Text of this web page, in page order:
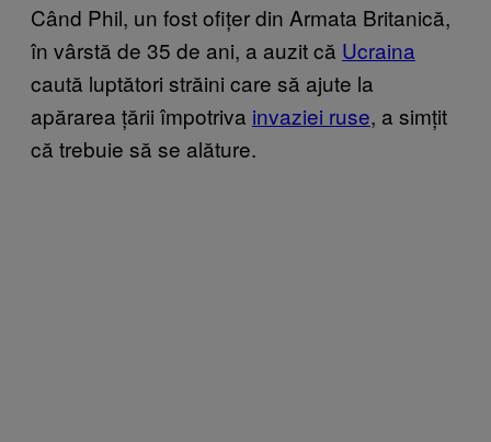
Când Phil, un fost ofițer din Armata Britanică,
în vârstă de 35 de ani, a auzit că Ucraina
caută luptători străini care să ajute la
apărarea țării împotriva invaziei ruse, a simțit
că trebuie să se alăture.